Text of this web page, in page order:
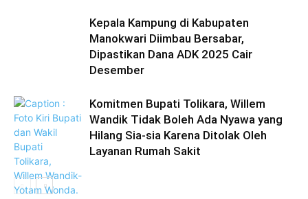
Kepala Kampung di Kabupaten
Manokwari Diimbau Bersabar,
Dipastikan Dana ADK 2025 Cair
Desember
Komitmen Bupati Tolikara, Willem
Wandik Tidak Boleh Ada Nyawa yang
Hilang Sia-sia Karena Ditolak Oleh
Layanan Rumah Sakit